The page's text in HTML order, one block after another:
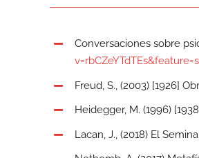
Conversaciones sobre
Freud, S., (2003) [1926]
Heidegger, M. (1996)
Lacan, J., (2018) El